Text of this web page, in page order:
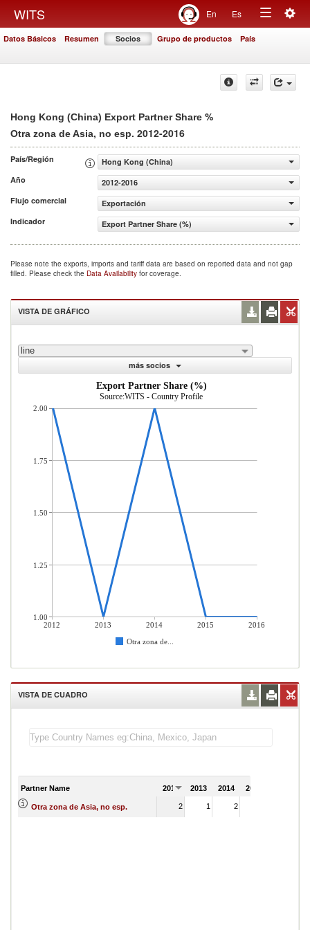
WITS En Es
Toggle
Datos Básicos Resumen Socios Grupo de productos País
Hong Kong (China) Export Partner Share %
Otra zona de Asia, no esp. 2012-2016
País/Región
Hong Kong (China)
Año
2012-2016
Flujo comercial
Exportación
Indicador
Export Partner Share (%)
Please note the exports, imports and tariff data are based on reported data and not gap
filled. Please check the Data Availability for coverage.
VISTA DE GRÁFICO
line
más socios
Export Partner Share (%)
Source:WITS - Country Profile
2012 2013 2014 2015
2016
Otra zona de...
2.00
1.75
1.50
1.25
1.00
VISTA DE CUADRO
Partner Name 2012 2013 2014 2015
Otra zona de Asia, no esp. 2 1 2